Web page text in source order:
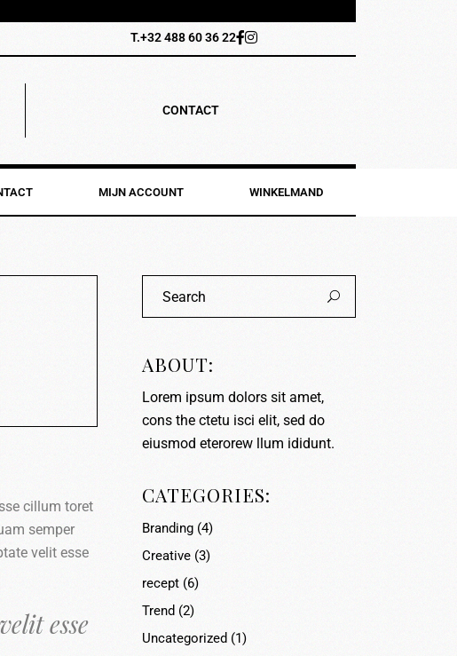
T.+32 488 60 36 22
CONTACT
MIJN ACCOUNT WINKELMAND
cillum toret
semper
velit esse
esse
ABOUT:
Lorem ipsum dolors sit amet,
cons the ctetu isci elit, sed do
eiusmod eterorew llum ididunt.
CATEGORIES:
Branding(4)
Creative(3)
recept(6)
Trend (2)
Uncategorized (1)